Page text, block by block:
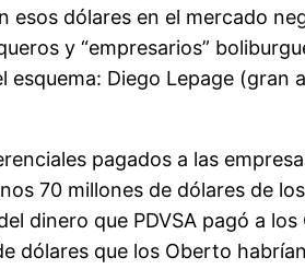
esos dólares en el mercado
y “empresarios”
Diego Lepage (gran
pagados a las
70 millones de dólares de
dinero que PDVSA pagó a
dólares que los Oberto